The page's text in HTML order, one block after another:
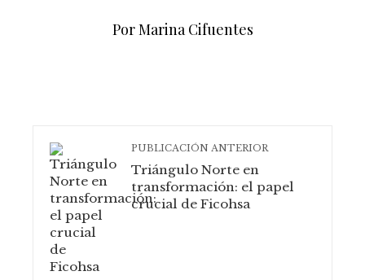
Por Marina Cifuentes
PUBLICACIÓN ANTERIOR
Triángulo Norte en
transformación: el papel
crucial de Ficohsa